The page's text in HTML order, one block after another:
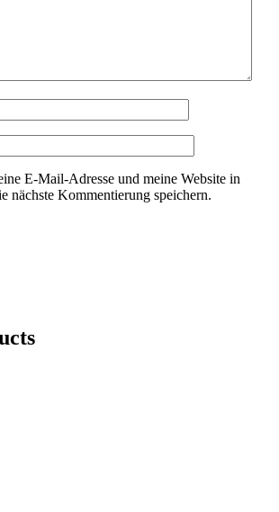
E-Mail-Adresse und meine Website in
nächste Kommentierung speichern.